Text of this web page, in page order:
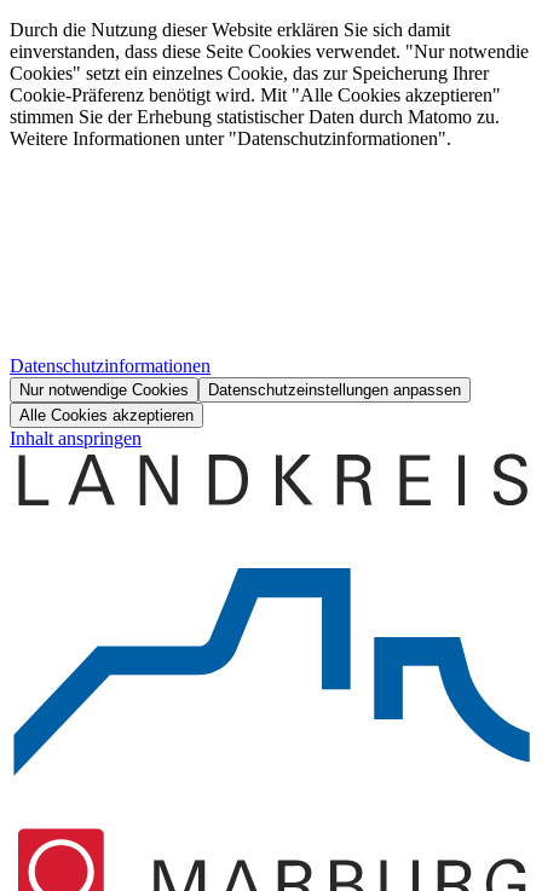
Durch die Nutzung dieser Website erklären Sie sich damit
einverstanden, dass diese Seite Cookies verwendet. "Nur notwendie
Cookies" setzt ein einzelnes Cookie, das zur Speicherung Ihrer
Cookie-Präferenz benötigt wird. Mit "Alle Cookies akzeptieren"
stimmen Sie der Erhebung statistischer Daten durch Matomo zu.
Weitere Informationen unter "Datenschutzinformationen".
Datenschutzinformationen
Nur notwendige Cookies
Datenschutzeinstellungen anpassen
Alle Cookies akzeptieren
Inhalt anspringen